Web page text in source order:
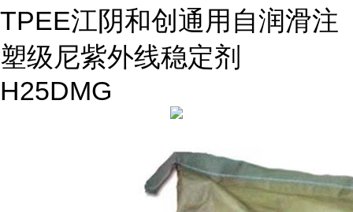
TPEE江阴和创通用自润滑注
塑级尼紫外线稳定剂
H25DMG